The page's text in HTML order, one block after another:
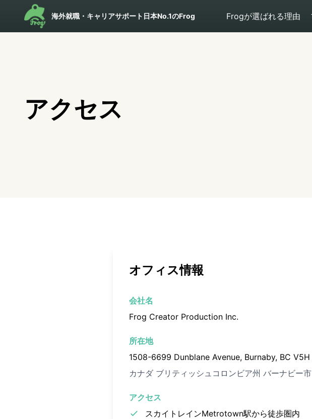
海外就職・キャリアサポート日本No.1のFrog Frogが選ばれる理由
アクセス
オフィス情報
会社名
Frog Creator Production Inc.
所在地
1508-6699 Dunblane Avenue, Burnaby, BC
カナダ ブリティッシュコロンビア州 バーナビー
アクセス
スカイトレインMetrotown駅から徒歩圏内